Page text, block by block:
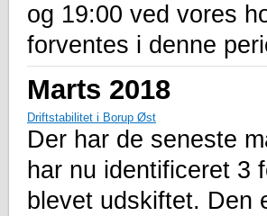
og 19:00 ved vores
forventes i denne
Marts 2018
Driftstabilitet i Borup Øst
Der har de seneste
har nu identificeret 3
blevet udskiftet. Den